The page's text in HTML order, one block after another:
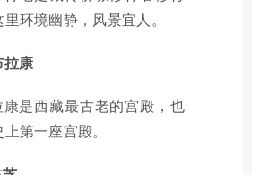
环境幽静，风景宜人。
拉康
是西藏最古老的宫殿，也
第一座宫殿。